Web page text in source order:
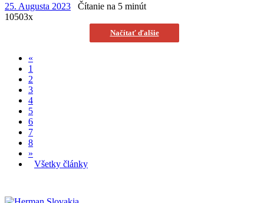
25. Augusta 2023
Čítanie na 5 minút
10503x
Načítať ďalšie
«
1
2
3
4
5
6
7
8
»
Všetky články